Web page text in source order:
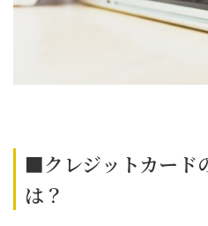
■クレジットカード
は？